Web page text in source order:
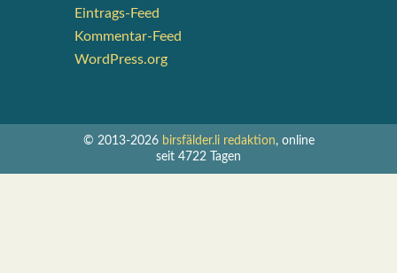
Eintrags-Feed
Kommentar-Feed
WordPress.org
© 2013-2026 birsfälder.li redaktion, online
seit 4722 Tagen